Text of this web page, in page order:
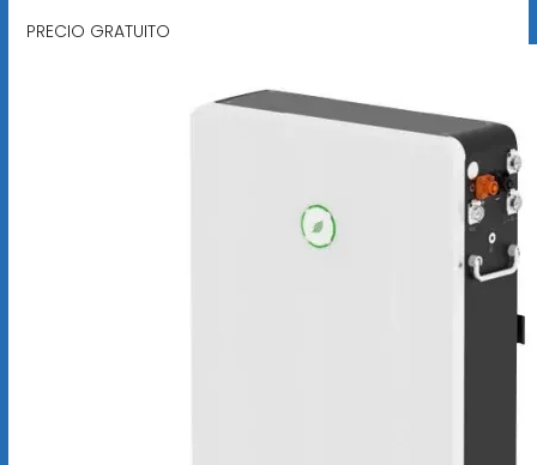
PRECIO GRATUITO